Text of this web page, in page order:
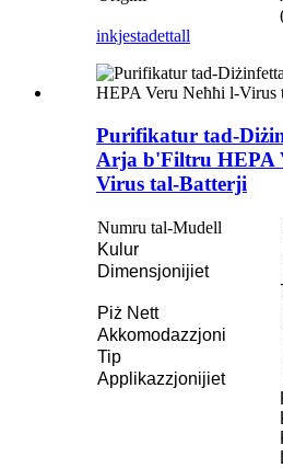
inkjestadettall
Purifikatur tad-
Arja b'Filtru HEPA
Virus tal-Batterji
Numru tal-Mudell
Kulur
Dimensjonijiet
Piż Nett
Akkomodazzjoni
Tip
Applikazzjonijiet